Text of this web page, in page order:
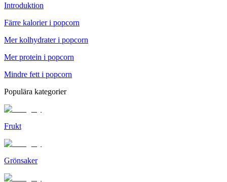
Introduktion
Färre kalorier i popcorn
Mer kolhydrater i popcorn
Mer protein i popcorn
Mindre fett i popcorn
Populära kategorier
Frukt
Grönsaker